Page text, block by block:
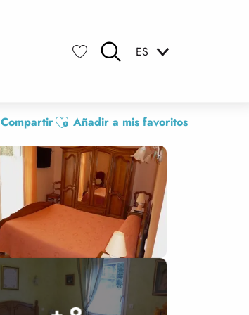
ES
CompartirAjouter aux favoris
Añadir a mis favoritos